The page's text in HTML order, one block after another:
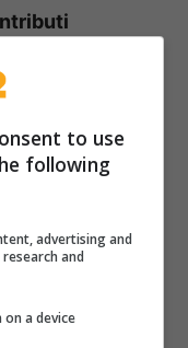
alle
per quelle
2025.
domestico e
già
rispetto a
to use
following
advertising and
and
a device